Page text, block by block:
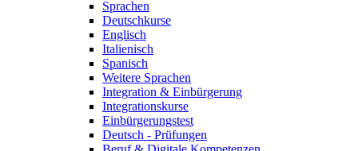
Sprachen
Deutschkurse
Englisch
Italienisch
Spanisch
Weitere Sprachen
Integration & Einbürgerung
Integrationskurse
Einbürgerungstest
Deutsch - Prüfungen